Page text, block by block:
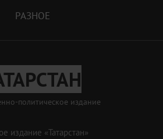
РАЗНОЕ
политическое издание
издание «Татарстан»